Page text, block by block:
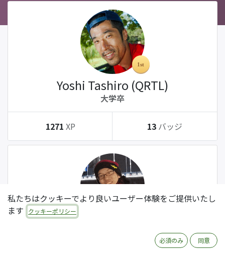
Yoshi Tashiro (QRTL)
大学卒
1271 XP 13 バッジ
Tatsuki Kanda (QRTL)
私たちはクッキーでより良いユーザー体験をご提供いたし
ます
クッキーポリシー
必須のみ 同意